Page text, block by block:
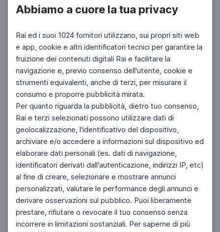
Abbiamo a cuore la tua privacy
Rai ed i suoi 1024 fornitori utilizzano, sui propri siti web
e app, cookie e altri identificatori tecnici per garantire la
fruizione dei contenuti digitali Rai e facilitare la
navigazione e, previo consenso dell'utente, cookie e
strumenti equivalenti, anche di terzi, per misurare il
consumo e proporre pubblicità mirata.
Per quanto riguarda la pubblicità, dietro tuo consenso,
Rai e terzi selezionati possono utilizzare dati di
geolocalizzazione, l'identificativo del dispositivo,
archiviare e/o accedere a informazioni sul dispositivo ed
elaborare dati personali (es. dati di navigazione,
identificatori derivati dall'autenticazione, indirizzi IP, etc)
al fine di creare, selezionare e mostrare annunci
personalizzati, valutare le performance degli annunci e
derivare osservazioni sul pubblico. Puoi liberamente
prestare, rifiutare o revocare il tuo consenso senza
incorrere in limitazioni sostanziali. Per saperne di più